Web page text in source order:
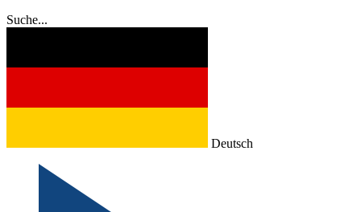
Suche...
Deutsch